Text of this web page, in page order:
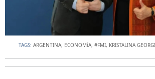
TAGS: ARGENTINA, ECONOMíA, #FMI, KRISTALINA